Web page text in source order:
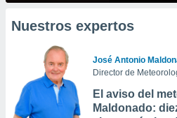
Nuestros expertos
José Antonio
Director de
El aviso del
Maldonado: